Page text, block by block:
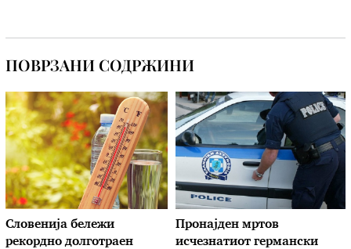
ПОВРЗАНИ СОДРЖИНИ
Словенија бележи
рекордно долготраен
Пронајден мртов
исчезнатиот германски